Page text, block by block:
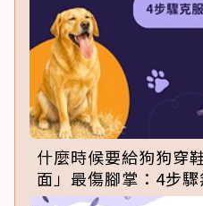
什麼時候要給狗狗穿
面」最傷腳掌：4步